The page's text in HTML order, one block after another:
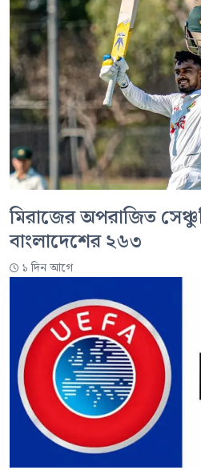
মিরাজের অপরাজিত
বাংলাদেশের ২৬৩
১ দিন আগে